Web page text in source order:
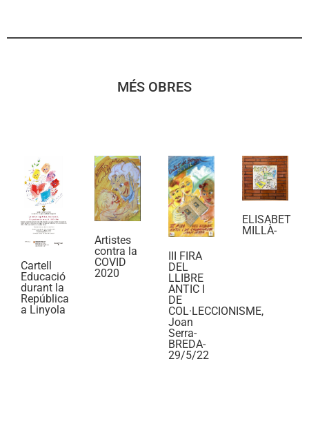
MÉS OBRES
Cartell
Educació
durant la
República
a Linyola
Artistes
contra la
COVID
2020
III FIRA
DEL
LLIBRE
ANTIC I
DE
COL·LECCIONISME,
Joan
Serra-
BREDA-
29/5/22
ELISABET
MILLÀ-